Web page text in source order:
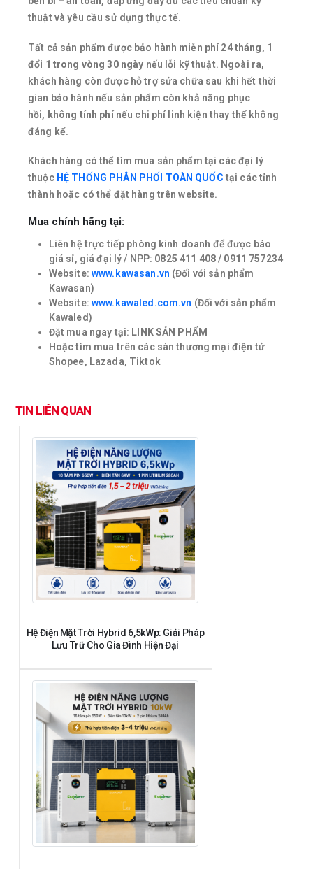
thuật và yêu cầu sử dụng thực tế.
Tất cả sản phẩm được bảo hành miễn phí 24 tháng, 1
đổi 1 trong vòng 30 ngày nếu lỗi kỹ thuật. Ngoài ra,
khách hàng còn được hỗ trợ sửa chữa sau khi hết thời
gian bảo hành nếu sản phẩm còn khả năng phục
hồi, không tính phínếu chi phí linh kiện thay thế không
đáng kể.
Khách hàng có thể tìm mua sản phẩm tại các đại lý
thuộc HỆ THỐNG PHÂN PHỐI TOÀN QUỐC tại các tỉnh
thành hoặc có thể đặt hàng trên website.
Mua chính hãng tại:
Liên hệ trực tiếp phòng kinh doanh để được báo
giá sỉ, giá đại lý / NPP: 0825 411 408 / 0911 757234
Website: www.kawasan.vn (Đối với sản phẩm
Kawasan)
Website: www.kawaled.com.vn (Đối với sản phẩm
Kawaled)
Đặt mua ngay tại: LINK SẢN PHẨM
Hoặc tìm mua trên các sàn thương mại điện tử
Shopee, Lazada, Tiktok
TIN LIÊN QUAN
Hệ Điện Mặt Trời Hybrid 6,5kWp: Giải Pháp
Lưu Trữ Cho Gia Đình Hiện Đại